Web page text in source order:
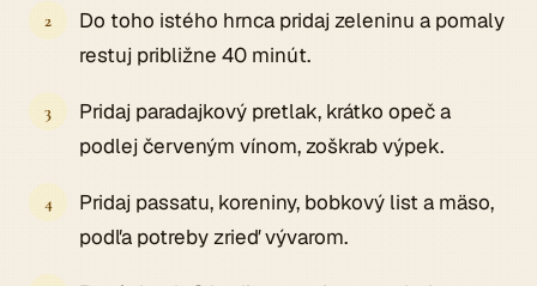
Do toho istého hrnca pridaj zeleninu a pomaly
restuj približne 40 minút.
Pridaj paradajkový pretlak, krátko opeč a
podlej červeným vínom, zoškrab výpek.
Pridaj passatu, koreniny, bobkový list a mäso,
podľa potreby zrieď vývarom.